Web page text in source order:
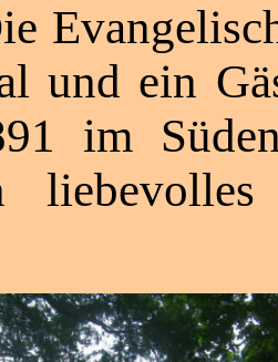
und ein
im
liebevolles